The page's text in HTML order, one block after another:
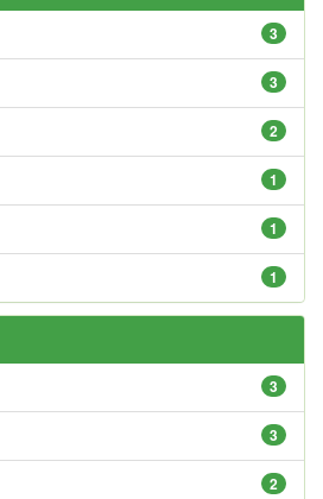
3
3
2
1
1
1
3
3
2